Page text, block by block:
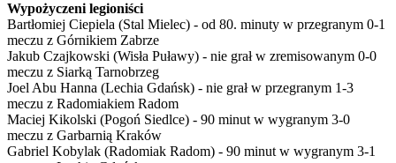
Wypożyczeni legioniści
Bartłomiej Ciepiela (Stal Mielec) - od 80. minuty w przegranym 0-1
meczu z Górnikiem Zabrze
Jakub Czajkowski (Wisła Puławy) - nie grał w zremisowanym 0-0
meczu z Siarką Tarnobrzeg
Joel Abu Hanna (Lechia Gdańsk) - nie grał w przegranym 1-3
meczu z Radomiakiem Radom
Maciej Kikolski (Pogoń Siedlce) - 90 minut w wygranym 3-0
meczu z Garbarnią Kraków
Gabriel Kobylak (Radomiak Radom) - 90 minut w wygranym 3-1